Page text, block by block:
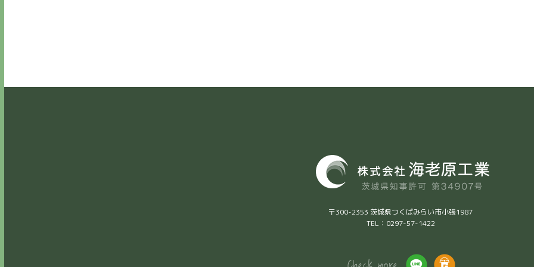
〒300-2353 茨城県つくばみらい市小張1987
TEL：0297-57-1422